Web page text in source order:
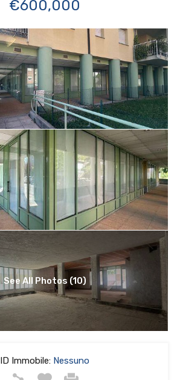
€600,000
See All Photos (10)
ID Immobile: Nessuno